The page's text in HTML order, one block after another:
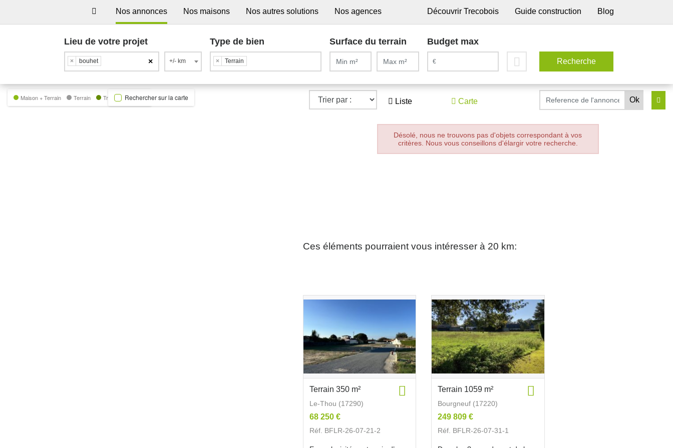
Nos annonces Nos maisons Nos autres solutions Nos agences Découvrir Trecobois Guide construction Blog
Lieu de votre projet
×
× bouhet +/- km
Type de bien
× Terrain
Surface du terrain Budget max
Liste Carte
Maison + Terrain Terrain Trecobat GreenRechercher sur la carte
Désolé, nous ne trouvons pas d'objets correspondant à vos
critères. Nous vous conseillons d'élargir votre recherche.
Ces éléments pourraient vous intéresser à 20 km:
Terrain 350 m²
Le-Thou (17290)
68 250 €
Réf. BFLR-26-07-21-2
Terrain 1059 m²
Bourgneuf (17220)
249 809 €
Réf. BFLR-26-07-31-1